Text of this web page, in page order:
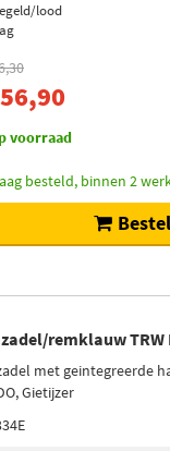
lood
voorraad
besteld, binnen 2
remklauw TRW
met geintegreerde
Gietijzer